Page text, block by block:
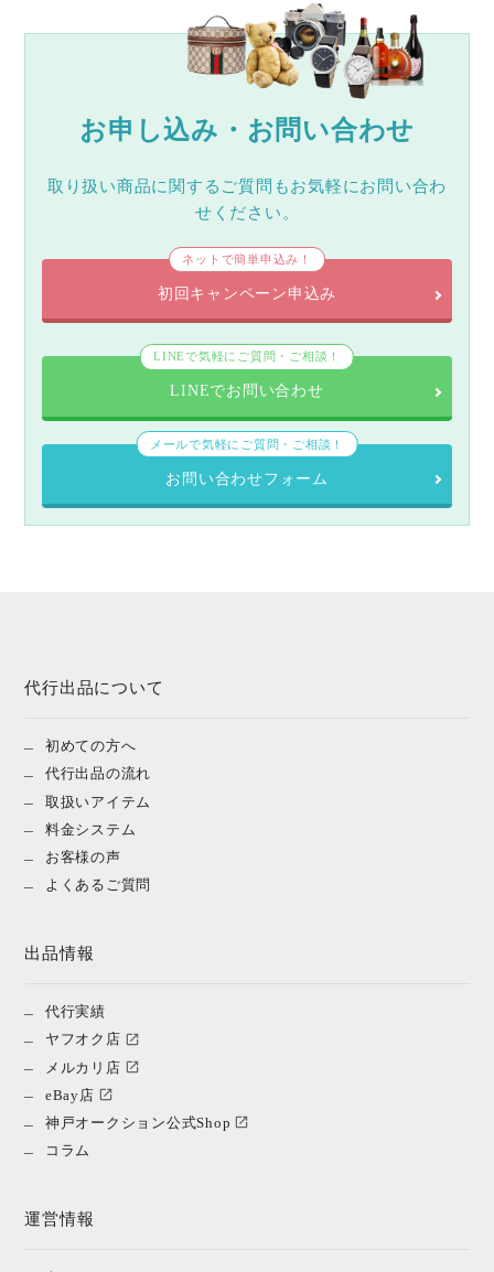
お申し込み・お問い合わせ
取り扱い商品に関するご質問もお気軽にお問い合わ
せください。
ネットで簡単申込み！
初回キャンペーン申込み
LINEで気軽にご質問・ご相談！
LINEでお問い合わせ
メールで気軽にご質問・ご相談！
お問い合わせフォーム
代行出品について
初めての方へ
代行出品の流れ
取扱いアイテム
料金システム
お客様の声
よくあるご質問
出品情報
代行実績
ヤフオク店
メルカリ店
eBay店
神戸オークション公式Shop
コラム
運営情報